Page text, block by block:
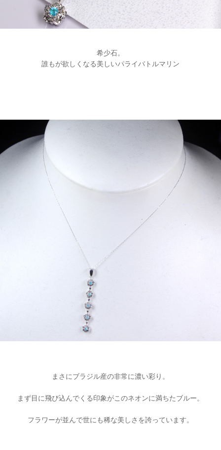
希少石。
誰もが欲しくなる美しいパライバトルマリン
まさにブラジル産の非常に濃い彩り。
まず目に飛び込んでくる印象がこのネオンに満ちたブルー。
フラワーが並んで世にも稀な美しさを誇っています。